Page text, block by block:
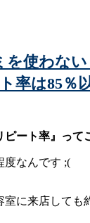
を使わな
率は85％
ート率』って
度なんです ;(
室に来店しても